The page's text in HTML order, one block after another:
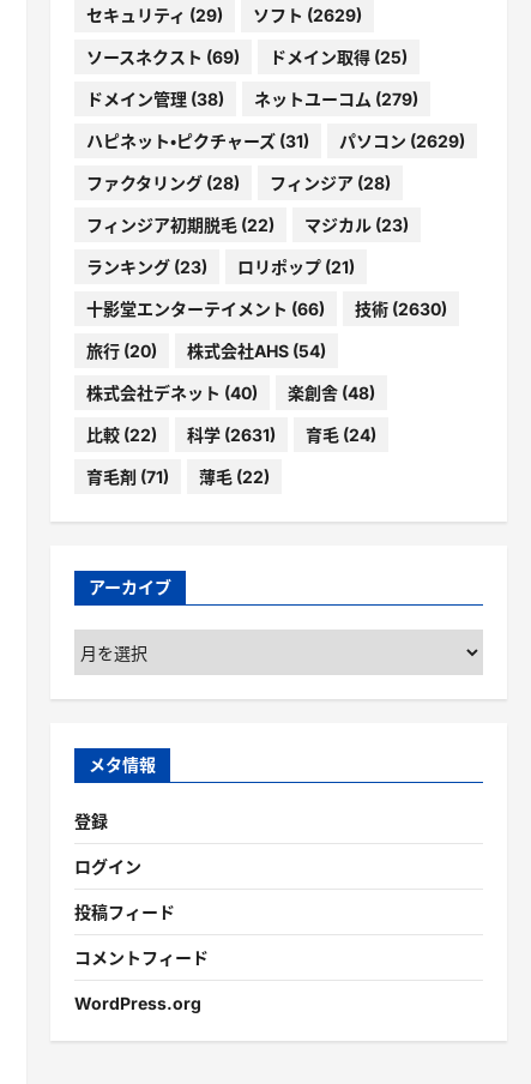
セキュリティ (29) ソフト (2629)
ソースネクスト (69) ドメイン取得(25)
ドメイン管理(38) ネットユーコム (279)
ハピネット・ピクチャーズ(31) パソコン (2629)
ファクタリング(28) フィンジア(28)
フィンジア初期脱毛(22) マジカル(23)
ランキング(23) ロリポップ(21)
十影堂エンターテイメント (66) 技術(2630)
旅行(20) 株式会社AHS(54)
株式会社デネット (40) 楽創舎(48)
比較(22) 科学(2631) 育毛(24)
育毛剤 (71) 薄毛(22)
アーカイブ
ア
ー
カ
ブ
メタ情報
登録
ログイン
投稿フィード
コメントフィード
WordPress.org